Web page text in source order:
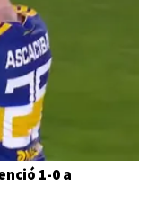
1-0 a